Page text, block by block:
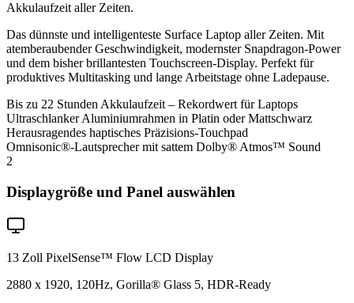
Akkulaufzeit aller Zeiten.
Das dünnste und intelligenteste Surface Laptop aller Zeiten. Mit
atemberaubender Geschwindigkeit, modernster Snapdragon-Power
und dem bisher brillantesten Touchscreen-Display. Perfekt für
produktives Multitasking und lange Arbeitstage ohne Ladepause.
Bis zu 22 Stunden Akkulaufzeit – Rekordwert für Laptops
Ultraschlanker Aluminiumrahmen in Platin oder Mattschwarz
Herausragendes haptisches Präzisions-Touchpad
Omnisonic®-Lautsprecher mit sattem Dolby® Atmos™ Sound
2
Displaygröße und Panel auswählen
13 Zoll PixelSense™ Flow LCD Display
2880 x 1920, 120Hz, Gorilla® Glass 5, HDR-Ready